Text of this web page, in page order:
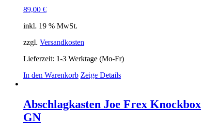
89,00 €
inkl. 19 % MwSt.
zzgl. Versandkosten
Lieferzeit: 1-3 Werktage (Mo-Fr)
In den Warenkorb Zeige Details
Abschlagkasten Joe Frex Knockbox
GN